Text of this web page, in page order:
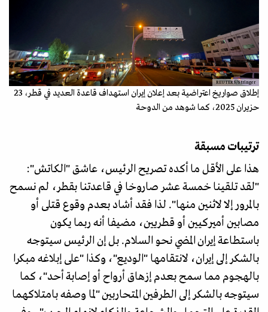
REUTERS/Stringer
إطلاق صواريخ اعتراضية بعد إعلان إيران استهداف قاعدة العديد في قطر، 23
حزيران 2025، كما شوهد من الدوحة
ترتيبات مسبقة
هذا على الأقل ما أكده تصريح الرئيس، عاشق "الكاتش":
"لقد تلقينا خمسة عشر صاروخا في قاعدتنا بقطر، لم نسمح
بالمرور إلا لاثنين منها". لذا فقد أشاد بعدم وقوع قتلى أو
مصابين أميركيين أو قطريين، مضيفا أنه ربما يكون
باستطاعة إيران المضي نحو السلام. بل إن الرئيس سيتوجه
بالشكر إلى إيران، لانتقامها "الوديع"، وكذا "على إبلاغه مبكرا
بالهجوم مما سمح بعدم إزهاق أرواح أو إصابة أحد"، كما
سيتوجه بالشكر إلى الطرفين المتحاربين "لما وصفه بامتلاكهما